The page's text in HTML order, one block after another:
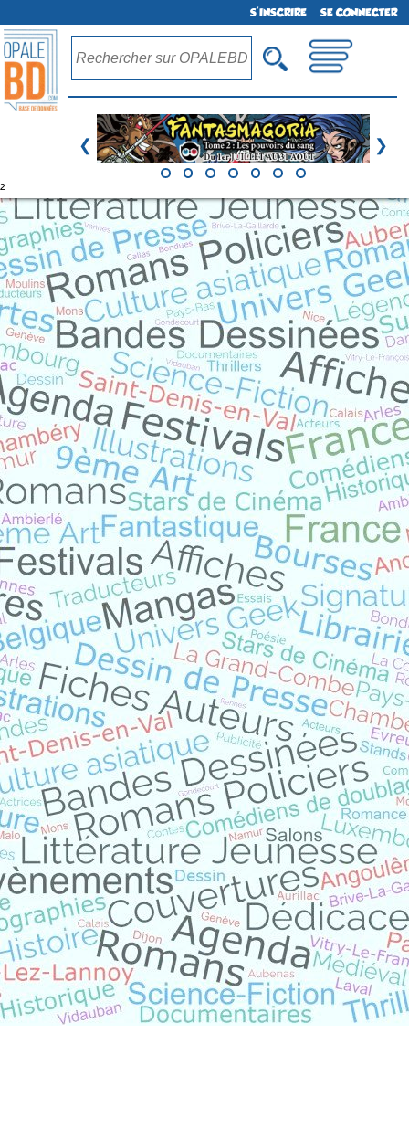
S'INSCRIRE SE CONNECTER
❮ ❯
²